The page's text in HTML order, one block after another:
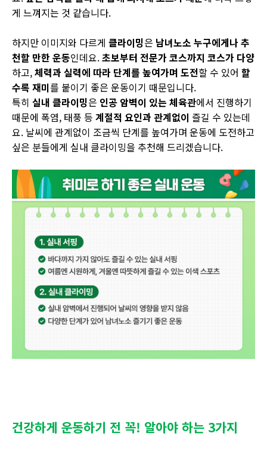
게 느껴지는 것 같습니다.
하지만 이미지와 다르게 클라이밍은 남녀노소 누구에게나 추
천할 만한 운동인데요.초보부터 전문가 코스까지 코스가 다양
하고,체력과 실력에 따라 단계를 높여가며 도전할 수 있어 할
수록 재미를 붙이기 좋은 운동이기 때문입니다.
특히 실내 클라이밍은 인공 암벽이 있는 체육관에서 진행하기
때문에 폭염, 태풍 등 계절적 요인과 관계없이 즐길 수 있는데
요. 날씨에 관계없이 조금씩 단계를 높여가며 운동에 도전하고
싶은 분들에게 실내 클라이밍을 추천해 드리겠습니다.
건강하게 운동하기 전 꼭! 알아야 하는 3가지